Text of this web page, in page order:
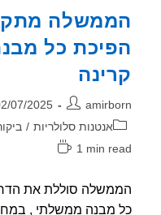
מתקדמת
כל מבנה
פורסם:
02/07/2025
אנטנות סלולריות / ביקורת / דעה
1 min
סוללת את הדרך להקמת
מבנה ממשלתי , במחיר מוזל